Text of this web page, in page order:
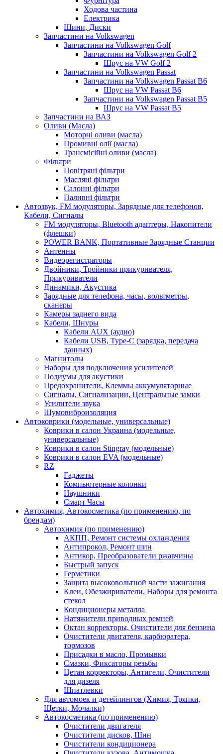
Ходова частина
Електрика
Шини, Диски
Запчастини на Volkswagen
Запчастини на Volkswagen Golf
Запчастини на Volkswagen Golf 2
Шрус на VW Golf 2
Запчастини на Volkswagen Passat
Запчастини на Volkswagen Passat B6
Шрус на VW Passat B6
Запчастини на Volkswagen Passat B5
Шрус на VW Passat B5
Запчастини на ВАЗ
Оливи (Масла)
Моторні оливи (масла)
Промивні олії (масла)
Трансмісійні оливи (масла)
Фільтри
Повітряні фільтри
Масляні фільтри
Салонні фільтри
Паливні фільтри
Автозвук, FM модуляторы, Зарядные для телефонов,
Кабели, Сигналы
FM модуляторы, Bluetooth адаптеры, Накопители
(флешки)
POWER BANK, Портативные Зарядные Станции
Антенны
Видеорегистраторы
Двойники, Тройники прикуривателя,
Прикуриватели
Динамики, Акустика
Зарядные для телефона, часы, вольтметры,
сканеры
Камеры заднего вида
Кабели, Шнуры
Кабели AUX (аудио)
Кабели USB, Type-C (зарядка, передача
данных)
Магнитолы
Наборы для подключения усилителей
Подиумы для акустики
Предохранители, Клеммы аккумуляторные
Сигналы, Сигнализации, Центральные замки
Усилители звука
Шумовиброизоляция
Автоковрики (модельные, универсальные)
Коврики в салон Украина (модельные,
универсальные)
Коврики в салон Stingray (модельные)
Коврики в салон EVA (модельные)
RZ
Гаджеты
Компьютерные колонки
Наушники
Смарт Часы
Автохимия, Автокосметика (по применению, по
брендам)
Автохимия (по применению)
АКПП, Ремонт системы охлаждения
Антипрокол, Ремонт шин
Антикор, Преобразователи ржавчины
Быстрый запуск
Герметики
Защита высоковольтной части зажигания
Клеи, Обезжириватели, Наборы для ремонта
стекол
Кондиционеры металла
Натяжители приводных ремней
Октан корректоры, Очистители для бензина
Очистители двигателя, карбюратера,
тормозов
Присадки в масло, Промывки
Смазки, Фиксаторы резьбы
Цетан корректоры, Антигели, Очистители
для дизеля
Шпатлевки
Для автомоек и детейлингов (Химия, Тряпки,
Щетки, Мочалки)
Автокосметика (по применению)
Очистители двигателя
Очистители дисков, Шин
Очистители кондиционера